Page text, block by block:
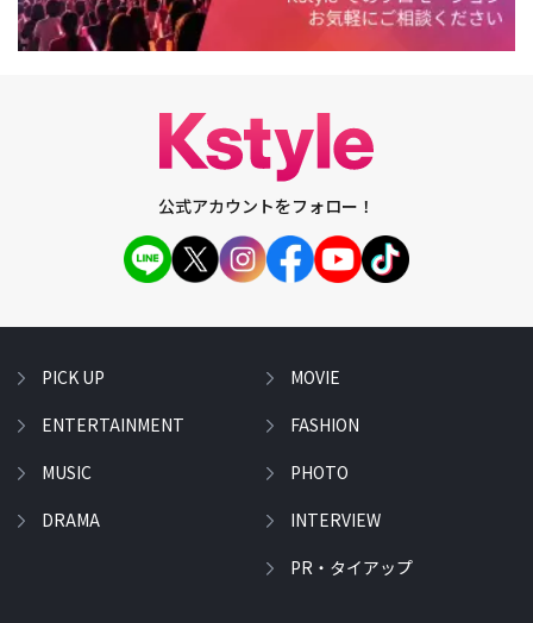
公式アカウントをフォロー！
PICK UP
ENTERTAINMENT
MUSIC
DRAMA
MOVIE
FASHION
PHOTO
INTERVIEW
PR・タイアップ